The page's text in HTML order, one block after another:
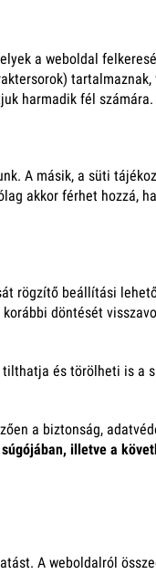
a weboldal
tartalmaznak,
harmadik fél számára.
A másik, a süti
akkor férhet hozzá,
rögzítő beállítási
döntését
és törölheti is a
a biztonság,
illetve a
A weboldalról